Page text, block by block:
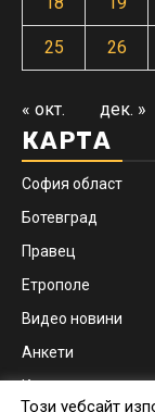
25 26
« окт. дек. »
КАРТА
София област
Ботевград
Правец
Етрополе
Видео новини
Анкети
Контакти
Този уебсайт